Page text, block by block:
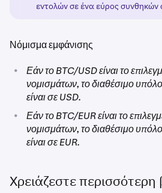
εντολών σε ένα εύρος συνθηκών
Νόμισμα εμφάνισης
•
Εάν το BTC/USD είναι το
νομισμάτων, το διαθέσιμο
είναι σε USD.
•
Εάν το BTC/EUR είναι το
νομισμάτων, το διαθέσιμο
είναι σε EUR.
Χρειάζεστε περισσότερη